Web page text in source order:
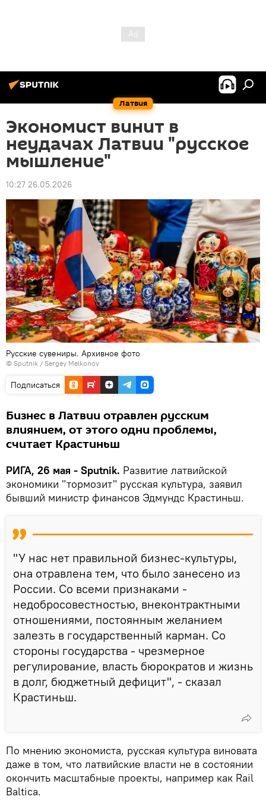
Латвия
Экономист винит в
неудачах Латвии "русское
мышление"
10:27 26.05.2026
Русские сувениры. Архивное фото
© Sputnik / Sergey Melkonov
Подписаться
Бизнес в Латвии отравлен русским
влиянием, от этого одни проблемы,
считает Крастиньш
РИГА, 26 мая - Sputnik. Развитие латвийской
экономики "тормозит" русская культура, заявил
бывший министр финансов Эдмундс Крастиньш.
"У нас нет правильной бизнес-культуры,
она отравлена тем, что было занесено из
России. Со всеми признаками -
недобросовестностью, внеконтрактными
отношениями, постоянным желанием
залезть в государственный карман. Со
стороны государства - чрезмерное
регулирование, власть бюрократов и жизнь
в долг, бюджетный дефицит", - сказал
Крастиньш.
По мнению экономиста, русская культура виновата
даже в том, что латвийские власти не в состоянии
окончить масштабные проекты, например как Rail
Baltica.